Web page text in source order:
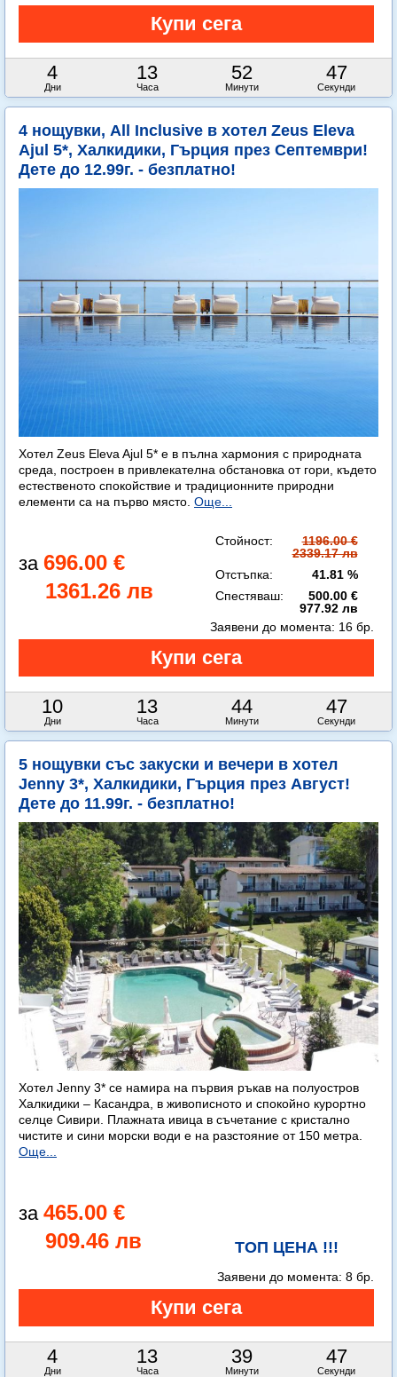
4
Дни
13
Часа
52
Минути
45
Секунди
4 нощувки, All Inclusive в хотел Zeus Eleva
Ajul 5*, Халкидики, Гърция през Септември!
Дете до 12.99г. - безплатно!
Хотел Zeus Eleva Ajul 5* е в пълна хармония с природната
среда, построен в привлекателна обстановка от гори, където
естественото спокойствие и традиционните природни
елементи са на първо място. Още...
696.00 €
1361.26 лв
Стойност:
1196.00 €
2339.17 лв
Отстъпка:
41.81 %
Спестяваш:
500.00 €
977.92 лв
10
Дни
13
Часа
44
Минути
45
Секунди
Заявени до момента: 16 бр.
5 нощувки със закуски и вечери в хотел
Jenny 3*, Халкидики, Гърция през Август!
Дете до 11.99г. - безплатно!
Хотел Jenny 3* се намира на първия ръкав на полуостров
Халкидики – Касандра, в живописното и спокойно курортно
селце Сивири. Плажната ивица в съчетание с кристално
чистите и сини морски води е на разстояние от 150 метра.
Още...
465.00 €
909.46 лв
ТОП ЦЕНА !!!
4
Дни
13
Часа
39
Минути
45
Секунди
Заявени до момента: 8 бр.